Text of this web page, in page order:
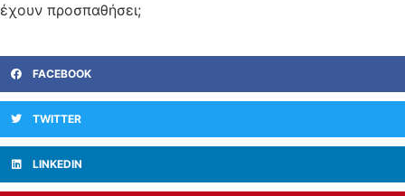
έχουν προσπαθήσει;
FACEBOOK
TWITTER
LINKEDIN